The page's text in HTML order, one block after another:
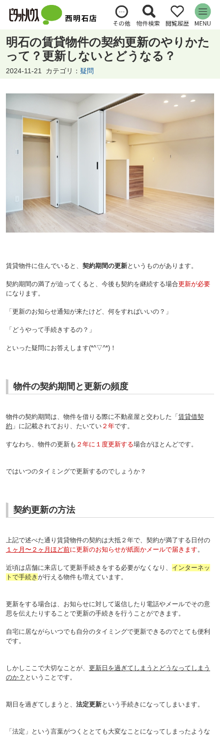
明石の賃貸物件の契約更新のやりかた
って？更新しないとどうなる？
2024-11-21 カテゴリ： 疑問
賃貸物件に住んでいると、 契約期間の更新というものがあります。
契約期間の満了が迫ってくると、今後も契約を継続する場合更新が必要
になります。
「更新のお知らせ通知が来たけど、何をすればいいの？」
「どうやって手続きするの？」
といった疑問にお答えします(*^▽^*)！
物件の契約期間と更新の頻度
物件の契約期間は、物件を借りる際に不動産屋と交わした「賃貸借契
約 」に記載されており、たいてい２年です。
すなわち、物件の更新も ２年に１度更新する場合がほとんどです。
ではいつのタイミングで更新するのでしょうか？
契約更新の方法
上記で述べた通り賃貸物件の契約は大抵２年で、契約が満了する日付の
１ヶ月〜２ヶ月ほど前に更新のお知らせが紙面かメールで届きます 。
近頃は店舗に来店して更新手続きをする必要がなくなり、 インターネッ
トで手続き が行える物件も増えています。
更新をする場合は、お知らせに対して返信したり電話やメールでその意
思を伝えたりすることで更新の手続きを行うことができます。
自宅に居ながらいつでも自分のタイミングで更新できるのでとても便利
です。
しかしここで大切なことが、 更新日を過ぎてしまうとどうなってしまう
のか？ ということです。
期日を過ぎてしまうと、 法定更新という手続きになってしまいます。
「法定」という言葉がつくととても大変なことになってしまったような